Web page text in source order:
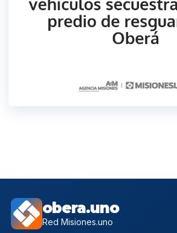
obera.uno
Red Misiones.uno